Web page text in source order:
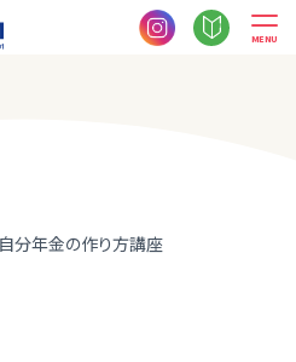
MENU
自分年金の作り方講座